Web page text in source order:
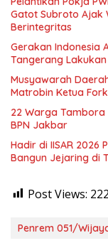
Gatot Subroto Ajak
Berintegritas
Gerakan Indonesia
Tangerang
Musyawarah
Matrobin Ketua
22 Warga Tambora
BPN Jakbar
Hadir di IISAR 2026
Bangun Jejaring di
Post Views: 222
Penrem 051/